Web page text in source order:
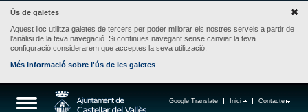
Ús de galetes
Aquest lloc utilitza galetes de tercers per poder millorar els nostres serveis a partir de
l'anàlisi de la teva navegació. Si continues navegant sense canviar la teva
configuració considerarem que acceptes la seva utilització.
Més informació sobre l'ús de les galetes
Contacte
Inici
Google Translate